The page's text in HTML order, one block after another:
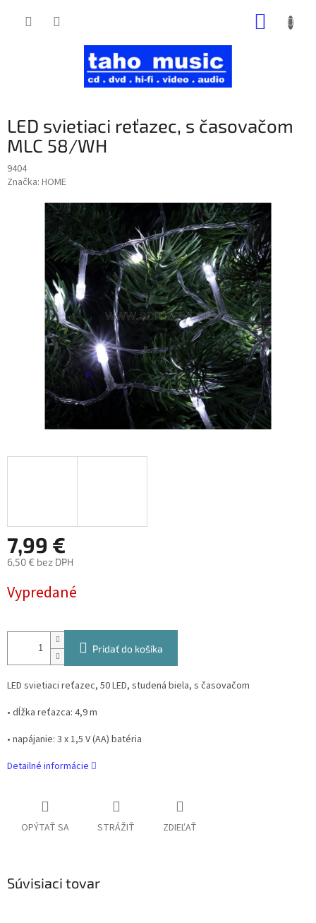
LED svietiaci reťazec, s časovačom
MLC 58/WH
9404
Značka: HOME
7,99 €
6,50 € bez DPH
cena:
Vypredané
Pridať do košíka
LED svietiaci reťazec, 50 LED, studená biela, s časovačom
• dĺžka reťazca: 4,9 m
• napájanie: 3 x 1,5 V (AA) batéria
Detailné informácie
OPÝTAŤ SA STRÁŽIŤ ZDIEĽAŤ
Súvisiaci tovar